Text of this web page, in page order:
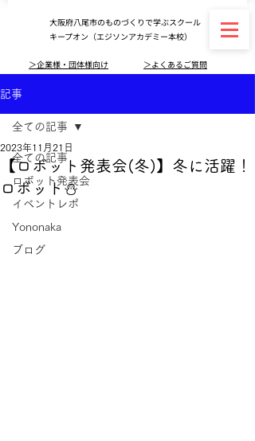
大阪府八尾市のものづくりで学ぶスクール
キープオン（エジソンアカデミー本校）
＞よくあるご質問
＞企業様・団体様向け
記事
全ての記事
ロボット発表会
イベントレポ
Yononaka
ブログ
全ての記事
【ロボット発表会(冬)】冬に活躍！
ロボット⛄
2023年11月21日